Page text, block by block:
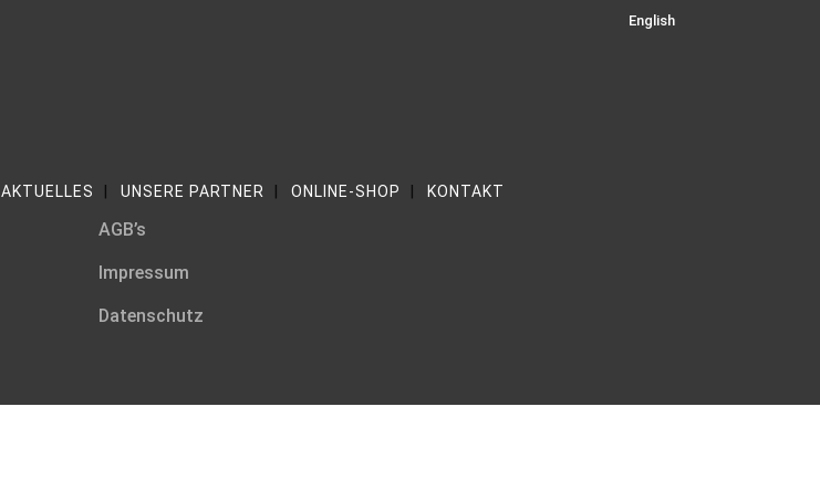
English
AKTUELLES UNSERE PARTNER ONLINE-SHOP KONTAKT
Kontakt
AGB’s
Impressum
Datenschutz